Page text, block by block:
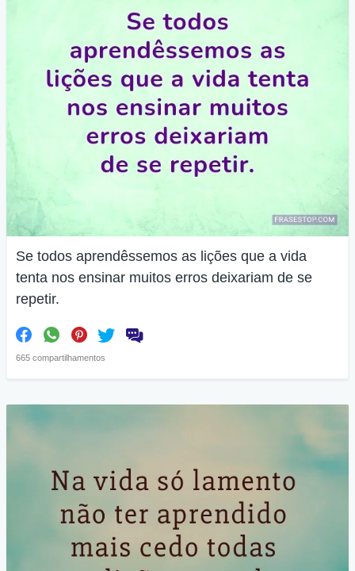
Se todos aprendêssemos as lições que a vida
tenta nos ensinar muitos erros deixariam de se
repetir.
665 compartilhamentos